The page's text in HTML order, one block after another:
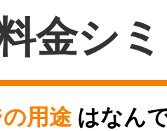
金シ
用途はなん